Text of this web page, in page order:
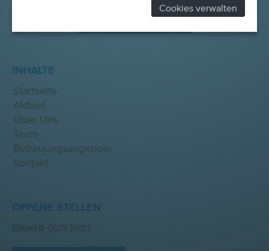
INHALTE
Startseite
Aktuell
Über Uns
Team
Betreuungsangebote
Kontakt
OFFENE STELLEN
Bewirb dich jetzt:
Cookies verwalten